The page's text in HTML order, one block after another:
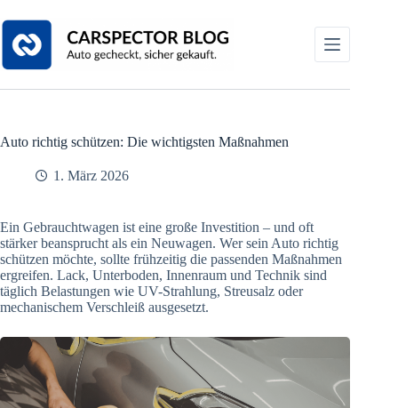
Inhalt
springen
Auto richtig schützen: Die wichtigsten Maßnahmen
1. März 2026
Ein Gebrauchtwagen ist eine große Investition – und oft
stärker beansprucht als ein Neuwagen. Wer sein Auto richtig
schützen möchte, sollte frühzeitig die passenden Maßnahmen
ergreifen. Lack, Unterboden, Innenraum und Technik sind
täglich Belastungen wie UV-Strahlung, Streusalz oder
mechanischem Verschleiß ausgesetzt.